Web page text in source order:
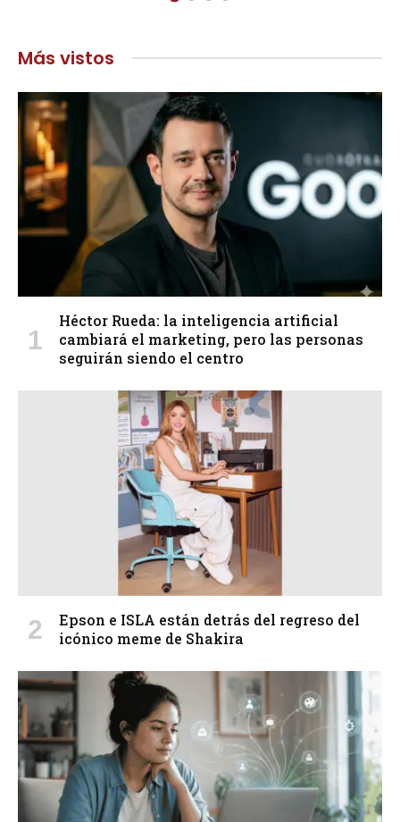
Más vistos
Héctor Rueda: la inteligencia artificial
cambiará el marketing, pero las personas
seguirán siendo el centro
Epson e ISLA están detrás del regreso del
icónico meme de Shakira